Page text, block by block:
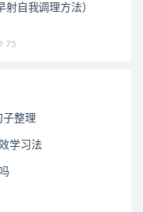
射自我调理方法）
75
子整理
学习法